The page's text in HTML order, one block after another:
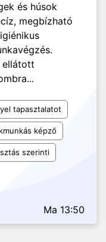
és húsok
megbízható
ellátott
tapasztalatot
képző
szerinti
Ma 13:50